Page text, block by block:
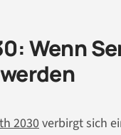
Wenn
2030verbirgt sich